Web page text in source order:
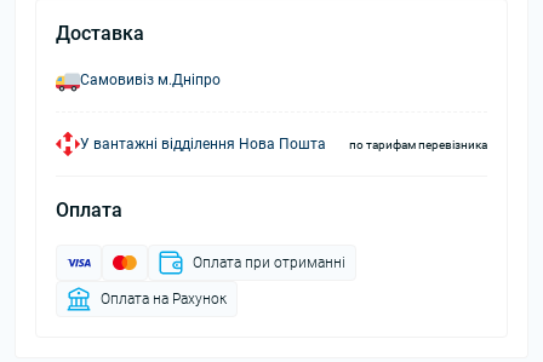
Доставка
Самовивіз м.Дніпро
У вантажні відділення Нова Пошта по тарифам перевізника
Оплата
Оплата при отриманні
Оплата на Рахунок